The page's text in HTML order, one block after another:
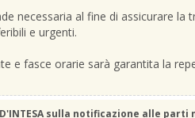
necessaria al fine di assicurare la
e urgenti.
e fasce orarie sarà garantita la
D'INTESA sulla notificazione alle